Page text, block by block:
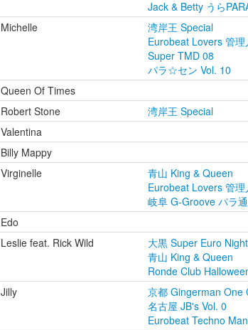
Jack & Betty うら
Michelle
湾岸王 Special
Eurobeat Lovers 管理
Super TMD 08
パラ☆セン Vol. 10
Queen Of Times
Robert Stone
湾岸王 Special
Valentina
Billy Mappy
Virginelle
青山 King & Queen
Eurobeat Lovers 管理
岐阜 G-Groove パラ
Edo
Leslie feat. Rick Wild
大黒 Super Euro
青山 King & Queen
Ronde Club
Jilly
京都 Gingerman One
名古屋 JB's Vol. 0
Eurobeat Techno